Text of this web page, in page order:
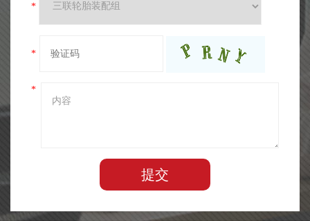
*
*
*
提交